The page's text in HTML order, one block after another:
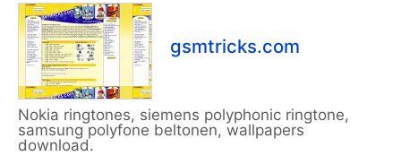
gsmtricks.com
Nokia ringtones, siemens polyphonic ringtone,
samsung polyfone beltonen, wallpapers
download.